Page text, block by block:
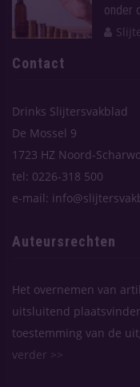
onder
Contact
Drinks Slijtersvakblad
De Mossel 9
1723 HZ Noord-
tel: 0226-318 500
e-mail:
Auteursrechten
Het overnemen van
uitsluitend
toestemming van de
verder >>